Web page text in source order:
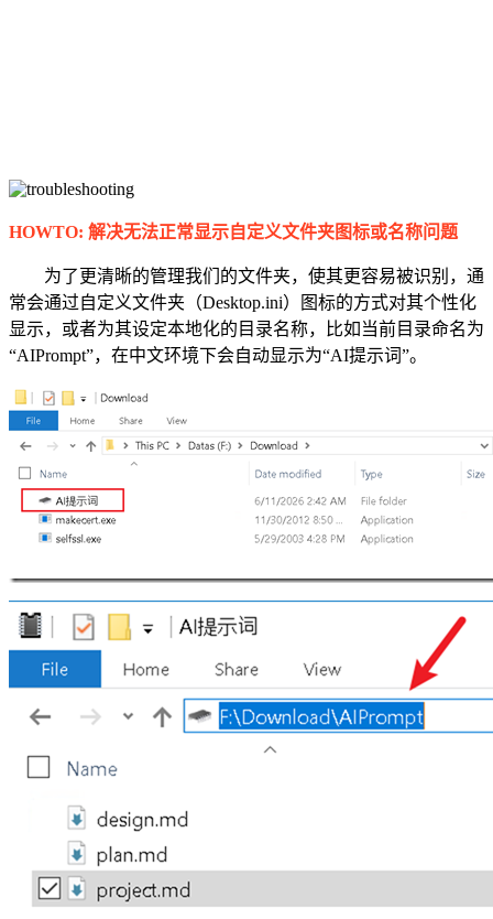
HOWTO: 解决无法正常显示自定义文件夹图标或名称问题
为了更清晰的管理我们的文件夹，使其更容易被识别，通
常会通过自定义文件夹（Desktop.ini）图标的方式对其个性化
显示，或者为其设定本地化的目录名称，比如当前目录命名为
“AIPrompt”，在中文环境下会自动显示为“AI提示词”。